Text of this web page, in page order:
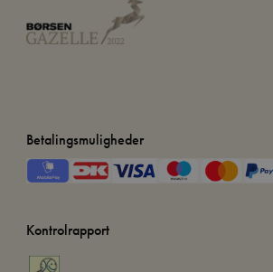
Betalingsmuligheder
Kontrolrapport